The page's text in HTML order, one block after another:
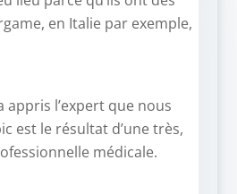
en Italie par exemple,
appris l’expert que nous
est le résultat d’une très,
médicale.